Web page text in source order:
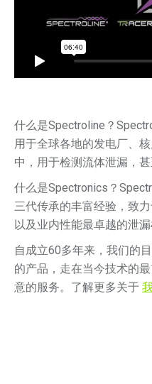
什么是Spectroline？
用于全球各地的发电厂、
中，用于检测流体泄漏，甚
什么是Spectronics？
三代传承的丰富经验，致
以及业内性能最卓越的泄
自成立60多年来，我们的
的产品，走在当今技术的
意的服务。了解更多关于